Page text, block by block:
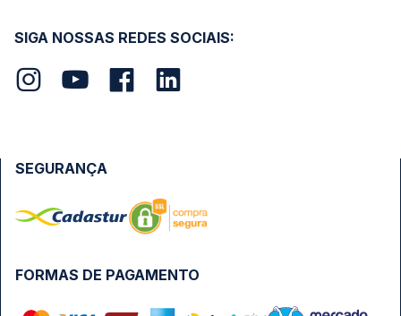
SIGA NOSSAS REDES SOCIAIS:
FORMAS DE PAGAMENTO
SEGURANÇA